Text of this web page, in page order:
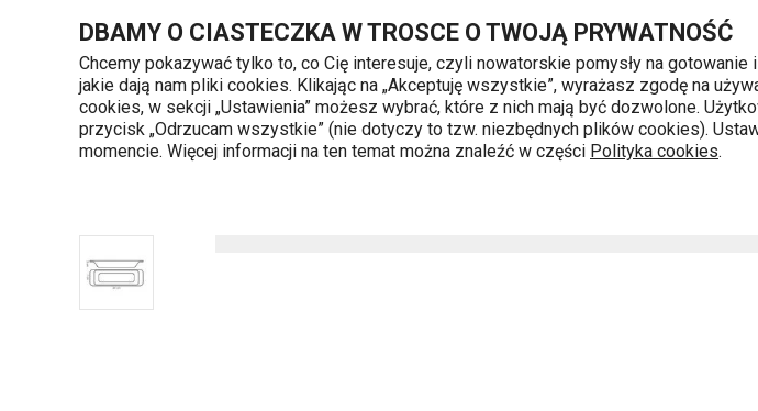
DBAMY O CIASTECZKA W TROSCE O TWOJĄ PRYWATNOŚĆ
Chcemy pokazywać tylko to, co Cię interesuje, czyli nowatorskie pomysły na
jakie dają nam pliki cookies. Klikając na „Akceptuję wszystkie”, wyrażasz zgodę na
cookies, w sekcji „Ustawienia” możesz wybrać, które z nich mają być dozwolone.
przycisk „Odrzucam wszystkie” (nie dotyczy to tzw. niezbędnych plików cookies).
momencie. Więcej informacji na ten temat można znaleźć w części Polityka cookies.
Przejdź do
Przejdź do
Przejdź do
Kategorie produktów 720 809 700
Poniedziałek - piątek od 8 do 16